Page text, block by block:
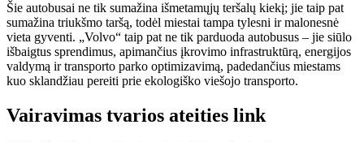
Šie autobusai ne tik sumažina išmetamųjų teršalų kiekį; jie taip pat
sumažina triukšmo taršą, todėl miestai tampa tylesni ir malonesnė
vieta gyventi. „Volvo“ taip pat ne tik parduoda autobusus – jie siūlo
išbaigtus sprendimus, apimančius įkrovimo infrastruktūrą, energijos
valdymą ir transporto parko optimizavimą, padedančius miestams
kuo sklandžiau pereiti prie ekologiško viešojo transporto.
Vairavimas tvarios ateities link